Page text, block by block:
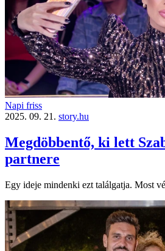
Napi friss
2025. 09. 21. story.hu
Megdöbbentő, ki lett
partnere
Egy ideje mindenki ezt találgatja. Most